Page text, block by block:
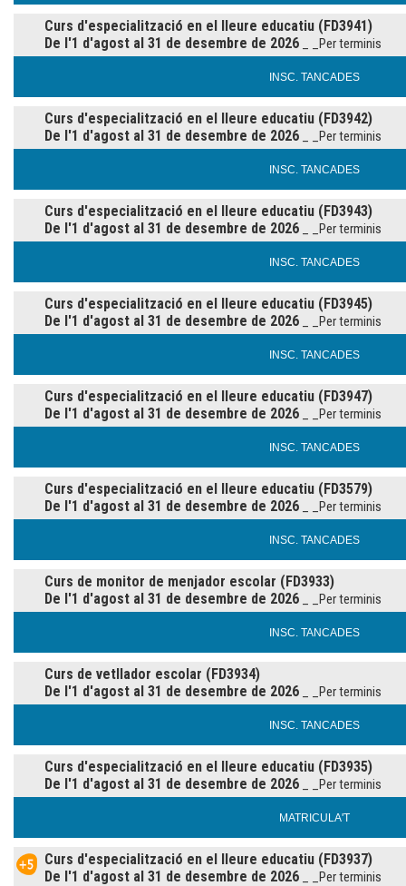
Curs d'especialització en el lleure educatiu (FD3941)
De l'1 d'agost al 31 de desembre de 2026 _ _Per terminis
INSC. TANCADES
Curs d'especialització en el lleure educatiu (FD3942)
De l'1 d'agost al 31 de desembre de 2026 _ _Per terminis
INSC. TANCADES
Curs d'especialització en el lleure educatiu (FD3943)
De l'1 d'agost al 31 de desembre de 2026 _ _Per terminis
INSC. TANCADES
Curs d'especialització en el lleure educatiu (FD3945)
De l'1 d'agost al 31 de desembre de 2026 _ _Per terminis
INSC. TANCADES
Curs d'especialització en el lleure educatiu (FD3947)
De l'1 d'agost al 31 de desembre de 2026 _ _Per terminis
INSC. TANCADES
Curs d'especialització en el lleure educatiu (FD3579)
De l'1 d'agost al 31 de desembre de 2026 _ _Per terminis
INSC. TANCADES
Curs de monitor de menjador escolar (FD3933)
De l'1 d'agost al 31 de desembre de 2026 _ _Per terminis
INSC. TANCADES
Curs de vetllador escolar (FD3934)
De l'1 d'agost al 31 de desembre de 2026 _ _Per terminis
INSC. TANCADES
Curs d'especialització en el lleure educatiu (FD3935)
De l'1 d'agost al 31 de desembre de 2026 _ _Per terminis
MATRICULA'T
Curs d'especialització en el lleure educatiu (FD3937)
De l'1 d'agost al 31 de desembre de 2026 _ _Per terminis